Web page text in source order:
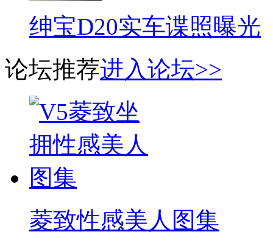
绅宝D20实车谍照曝光
论坛推荐进入论坛>>
菱致性感美人图集